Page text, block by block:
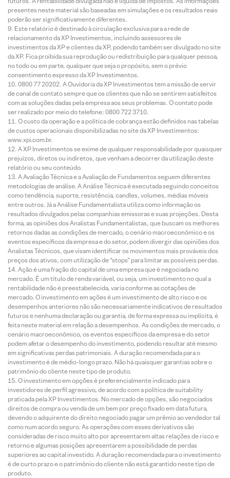
presentes neste material são baseadas em simulações e os resultados reais
poderão ser significativamente diferentes.
Este relatório é destinado à circulação exclusiva para a rede de
relacionamento da XP Investimentos, incluindo assessores de
investimentos da XP e clientes da XP, podendo também ser divulgado no site
da XP. Fica proibida sua reprodução ou redistribuição para qualquer pessoa,
no todo ou em parte, qualquer que seja o propósito, sem o prévio
consentimento expresso da XP Investimentos.
0800 77 20202. A Ouvidoria da XP Investimentos tem a missão de servir
de canal de contato sempre que os clientes que não se sentirem satisfeitos
com as soluções dadas pela empresa aos seus problemas. O contato pode
ser realizado por meio do telefone: 0800 722 3710.
O custo da operação e a política de cobrança estão definidos nas tabelas
de custos operacionais disponibilizadas no site da XP Investimentos:
www.xpi.com.br.
A XP Investimentos se exime de qualquer responsabilidade por quaisquer
prejuízos, diretos ou indiretos, que venham a decorrer da utilização deste
relatório ou seu conteúdo.
A Avaliação Técnica e a Avaliação de Fundamentos seguem diferentes
metodologias de análise. A Análise Técnica é executada seguindo conceitos
como tendência, suporte, resistência, candles, volumes, médias móveis
entre outros. Já a Análise Fundamentalista utiliza como informação os
resultados divulgados pelas companhias emissoras e suas projeções. Desta
forma, as opiniões dos Analistas Fundamentalistas, que buscam os melhores
retornos dadas as condições de mercado, o cenário macroeconômico e os
eventos específicos da empresa e do setor, podem divergir das opiniões dos
Analistas Técnicos, que visam identificar os movimentos mais prováveis dos
preços dos ativos, com utilização de “stops” para limitar as possíveis perdas.
Ação é uma fração do capital de uma empresa que é negociada no
mercado. É um título de renda variável, ou seja, um investimento no qual a
rentabilidade não é preestabelecida, varia conforme as cotações de
mercado. O investimento em ações é um investimento de alto risco e os
desempenhos anteriores não são necessariamente indicativos de resultados
futuros e nenhuma declaração ou garantia, de forma expressa ou implícita, é
feita neste material em relação a desempenhos. As condições de mercado, o
cenário macroeconômico, os eventos específicos da empresa e do setor
podem afetar o desempenho do investimento, podendo resultar até mesmo
em significativas perdas patrimoniais. A duração recomendada para o
investimento é de médio-longo prazo. Não há quaisquer garantias sobre o
patrimônio do cliente neste tipo de produto.
O investimento em opções é preferencialmente indicado para
investidores de perfil agressivo, de acordo com a política de suitability
praticada pela XP Investimentos. No mercado de opções, são negociados
direitos de compra ou venda de um bem por preço fixado em data futura,
devendo o adquirente do direito negociado pagar um prêmio ao vendedor tal
como num acordo seguro. As operações com esses derivativos são
consideradas de risco muito alto por apresentarem altas relações de risco e
retorno e algumas posições apresentarem a possibilidade de perdas
superiores ao capital investido. A duração recomendada para o investimento
é de curto prazo e o patrimônio do cliente não está garantido neste tipo de
produto.